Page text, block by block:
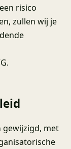
risico
zullen wij je
gewijzigd, met